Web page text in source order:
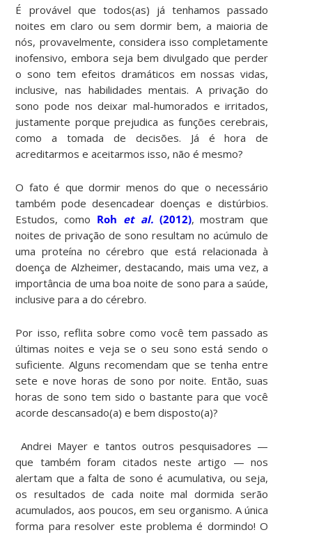
É provável que todos(as) já tenhamos passado
noites em claro ou sem dormir bem, a maioria de
nós, provavelmente, considera isso completamente
inofensivo, embora seja bem divulgado que perder
o sono tem efeitos dramáticos em nossas vidas,
inclusive, nas habilidades mentais. A privação do
sono pode nos deixar mal-humorados e irritados,
justamente porque prejudica as funções cerebrais,
como a tomada de decisões. Já é hora de
acreditarmos e aceitarmos isso, não é mesmo?
O fato é que dormir menos do que o necessário
também pode desencadear doenças e distúrbios.
Estudos, como Roh et al.(2012), mostram que
noites de privação de sono resultam no acúmulo de
uma proteína no cérebro que está relacionada à
doença de Alzheimer, destacando, mais uma vez, a
importância de uma boa noite de sono para a saúde,
inclusive para a do cérebro.
Por isso, reflita sobre como você tem passado as
últimas noites e veja se o seu sono está sendo o
suficiente. Alguns recomendam que se tenha entre
sete e nove horas de sono por noite. Então, suas
horas de sono tem sido o bastante para que você
acorde descansado(a) e bem disposto(a)?
Andrei Mayer e tantos outros pesquisadores —
que também foram citados neste artigo — nos
alertam que a falta de sono é acumulativa, ou seja,
os resultados de cada noite mal dormida serão
acumulados, aos poucos, em seu organismo. A única
forma para resolver este problema é dormindo! O